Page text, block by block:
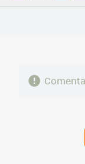
FACEBOOK
TWITTER
E-